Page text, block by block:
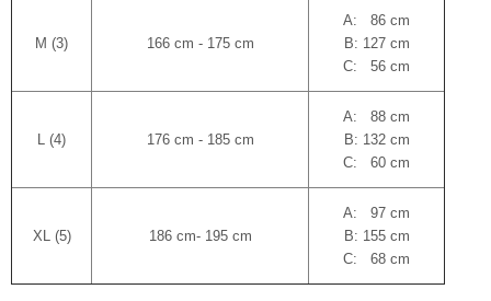
M (3) 166 cm - 175 cm
A: 86 cm
B: 127 cm
C: 56 cm
L (4) 176 cm - 185 cm
A: 88 cm
B: 132 cm
C: 60 cm
XL (5) 186 cm- 195 cm
A: 97 cm
B: 155 cm
C: 68 cm